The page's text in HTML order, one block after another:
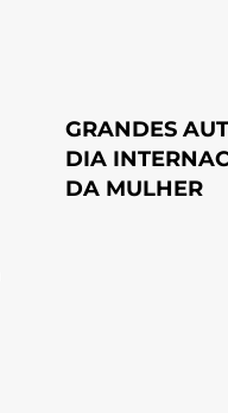
GRANDES
DIA
DA MULHER